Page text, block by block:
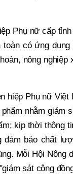
Phụ nữ cấp
có ứng
nông
hiệp Phụ nữ
nhằm giám
kịp thời thông
đảm bảo chất
Mỗi Hội Nông
sát cộng